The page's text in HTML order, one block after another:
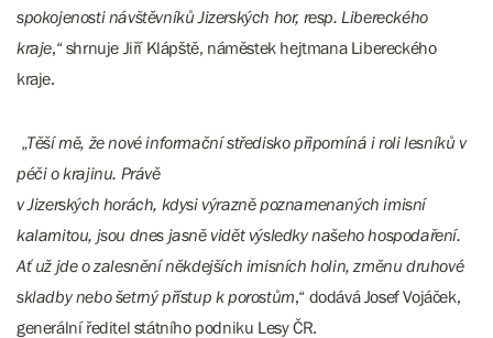
spokojenosti návštěvníků Jizerských hor, resp. Libereckého
kraje,“ shrnuje Jiří Klápště, náměstek hejtmana Libereckého
kraje.
„Těší mě, že nové informační středisko připomíná i roli lesníků v
péči o krajinu. Právě
v Jizerských horách, kdysi výrazně poznamenaných imisní
kalamitou, jsou dnes jasně vidět výsledky našeho hospodaření.
Ať už jde o zalesnění někdejších imisních holin, změnu druhové
skladby nebo šetrný přístup k porostům,“ dodává Josef Vojáček,
generální ředitel státního podniku Lesy ČR.